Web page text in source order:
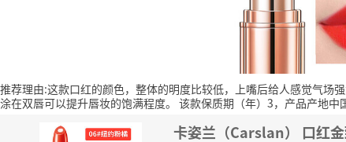
推荐理由:这款口红的颜色，整体的明度比较低，上嘴后给人感觉气场
涂在双唇可以提升唇妆的饱满程度。 该款保质期（年）3，产品产地中
卡姿兰（Carslan） 口红